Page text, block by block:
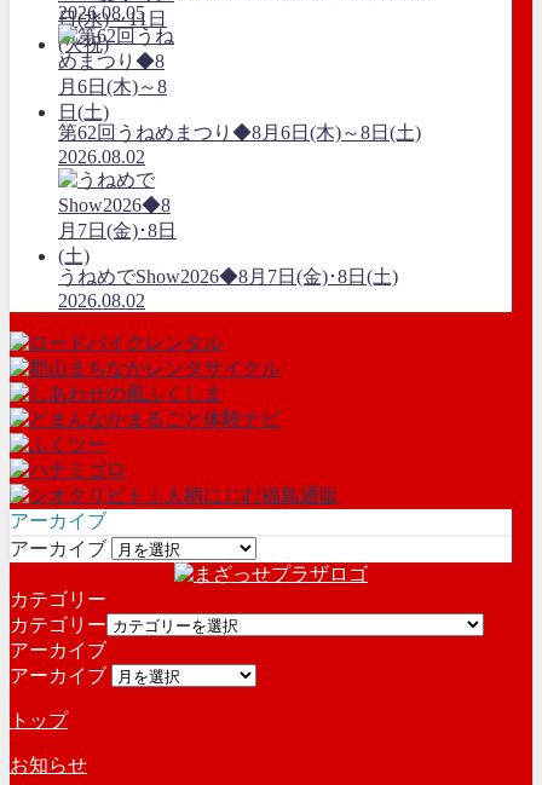
2026.08.05
第62回うねめまつり◆8月6日(木)～8日(土)
2026.08.02
うねめでShow2026◆8月7日(金)･8日(土)
2026.08.02
アーカイブ
アーカイブ
カテゴリー
カテゴリー
アーカイブ
アーカイブ
トップ
お知らせ